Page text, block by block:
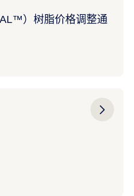
）树脂价格调整通